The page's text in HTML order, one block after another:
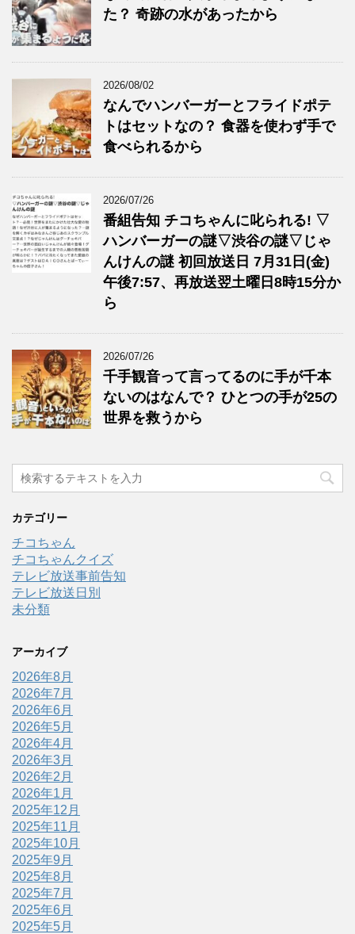
た？ 奇跡の水があったから
2026/08/02
なんでハンバーガーとフライドポテ
トはセットなの？ 食器を使わず手で
食べられるから
2026/07/26
番組告知 チコちゃんに叱られる! ▽
ハンバーガーの謎▽渋谷の謎▽じゃ
んけんの謎 初回放送日 7月31日(金)
午後7:57、再放送翌土曜日8時15分か
ら
2026/07/26
千手観音って言ってるのに手が千本
ないのはなんで？ ひとつの手が25の
世界を救うから
カテゴリー
チコちゃん
チコちゃんクイズ
テレビ放送事前告知
テレビ放送日別
未分類
アーカイブ
2026年8月
2026年7月
2026年6月
2026年5月
2026年4月
2026年3月
2026年2月
2026年1月
2025年12月
2025年11月
2025年10月
2025年9月
2025年8月
2025年7月
2025年6月
2025年5月